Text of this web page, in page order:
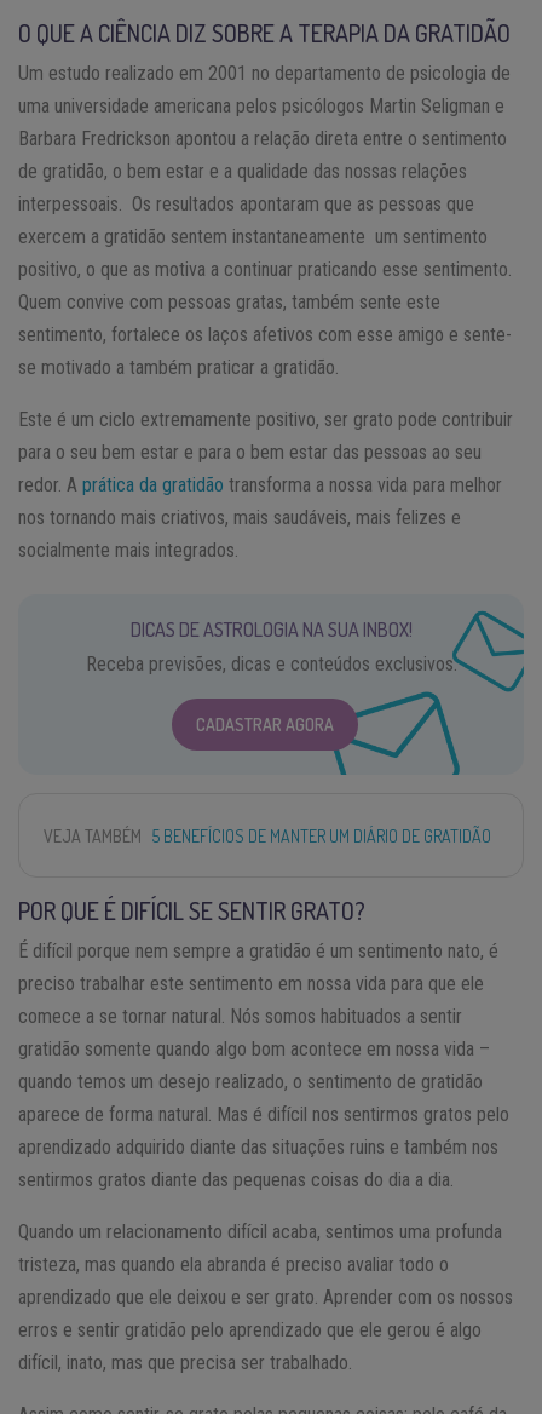
O QUE A CIÊNCIA DIZ SOBRE A TERAPIA DA GRATIDÃO
Um estudo realizado em 2001 no departamento de psicologia de
uma universidade americana pelos psicólogos Martin Seligman e
Barbara Fredrickson apontou a relação direta entre o sentimento
de gratidão, o bem estar e a qualidade das nossas relações
interpessoais. Os resultados apontaram que as pessoas que
exercem a gratidão sentem instantaneamente um sentimento
positivo, o que as motiva a continuar praticando esse sentimento.
Quem convive com pessoas gratas, também sente este
sentimento, fortalece os laços afetivos com esse amigo e sente-
se motivado a também praticar a gratidão.
Este é um ciclo extremamente positivo, ser grato pode contribuir
para o seu bem estar e para o bem estar das pessoas ao seu
redor. A prática da gratidão transforma a nossa vida para melhor
nos tornando mais criativos, mais saudáveis, mais felizes e
socialmente mais integrados.
DICAS DE ASTROLOGIA NA SUA INBOX!
Receba previsões, dicas e conteúdos exclusivos.
CADASTRAR AGORA
VEJA TAMBÉM 5 BENEFÍCIOS DE MANTER UM DIÁRIO DE GRATIDÃO
POR QUE É DIFÍCIL SE SENTIR GRATO?
É difícil porque nem sempre a gratidão é um sentimento nato, é
preciso trabalhar este sentimento em nossa vida para que ele
comece a se tornar natural. Nós somos habituados a sentir
gratidão somente quando algo bom acontece em nossa vida –
quando temos um desejo realizado, o sentimento de gratidão
aparece de forma natural. Mas é difícil nos sentirmos gratos pelo
aprendizado adquirido diante das situações ruins e também nos
sentirmos gratos diante das pequenas coisas do dia a dia.
Quando um relacionamento difícil acaba, sentimos uma profunda
tristeza, mas quando ela abranda é preciso avaliar todo o
aprendizado que ele deixou e ser grato. Aprender com os nossos
erros e sentir gratidão pelo aprendizado que ele gerou é algo
difícil, inato, mas que precisa ser trabalhado.